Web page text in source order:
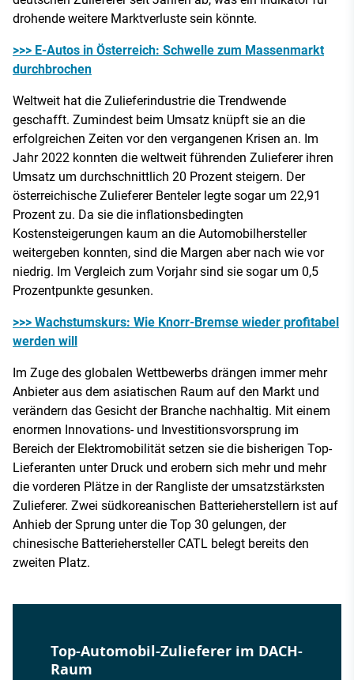
drohende weitere Marktverluste sein könnte.
>>> E-Autos in Österreich: Schwelle zum Massenmarkt
durchbrochen
Weltweit hat die Zulieferindustrie die Trendwende
geschafft. Zumindest beim Umsatz knüpft sie an die
erfolgreichen Zeiten vor den vergangenen Krisen an. Im
Jahr 2022 konnten die weltweit führenden Zulieferer ihren
Umsatz um durchschnittlich 20 Prozent steigern. Der
österreichische Zulieferer Benteler legte sogar um 22,91
Prozent zu. Da sie die inflationsbedingten
Kostensteigerungen kaum an die Automobilhersteller
weitergeben konnten, sind die Margen aber nach wie vor
niedrig. Im Vergleich zum Vorjahr sind sie sogar um 0,5
Prozentpunkte gesunken.
>>> Wachstumskurs: Wie Knorr-Bremse wieder profitabel
werden will
Im Zuge des globalen Wettbewerbs drängen immer mehr
Anbieter aus dem asiatischen Raum auf den Markt und
verändern das Gesicht der Branche nachhaltig. Mit einem
enormen Innovations- und Investitionsvorsprung im
Bereich der Elektromobilität setzen sie die bisherigen Top-
Lieferanten unter Druck und erobern sich mehr und mehr
die vorderen Plätze in der Rangliste der umsatzstärksten
Zulieferer. Zwei südkoreanischen Batterieherstellern ist auf
Anhieb der Sprung unter die Top 30 gelungen, der
chinesische Batteriehersteller CATL belegt bereits den
zweiten Platz.
Top-Automobil-Zulieferer im DACH-
Raum